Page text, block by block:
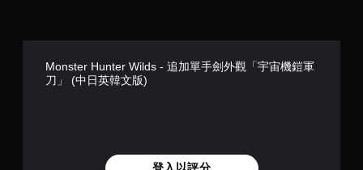
Monster Hunter Wilds - 追加單手劍外觀「宇宙機鎧軍
刀」 (中日英韓文版)